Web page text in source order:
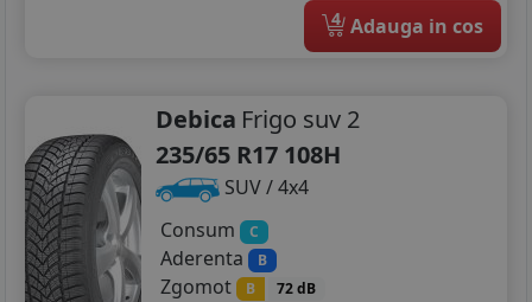
4 Adauga in cos
Debica Frigo suv 2
235/65 R17 108H
SUV / 4x4
Consum
C
Aderenta B
Zgomot B 72 dB